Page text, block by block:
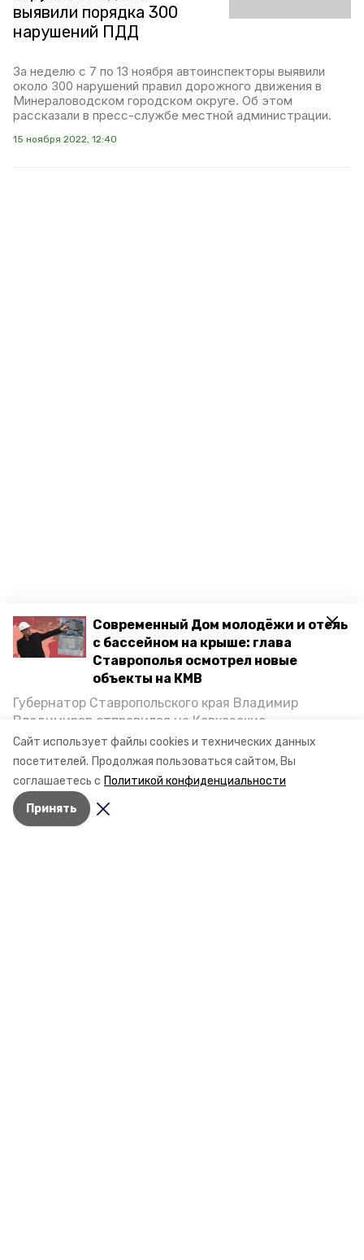
Сайт использует файлы cookies и технических данных
посетителей. Продолжая пользоваться сайтом, Вы
соглашаетесь с Политикой конфиденциальности
Принять
Современный Дом молодёжи и отель
с бассейном на крыше: глава
Ставрополья осмотрел новые
объекты на КМВ
Губернатор Ставропольского края Владимир
Владимиров отправился на Кавказские
Минеральные Воды, чтобы проинспектировать
строительство объектов в Кисловодске и
Минводах, а также выслушать предложения о
постройке новых точек притяжения для местных
жителей. Подробнее — в материале «Победы26».
выявили порядка 300
нарушений ПДД
За неделю с 7 по 13 ноября автоинспекторы выявили
около 300 нарушений правил дорожного движения в
Минераловодском городском округе. Об этом
рассказали в пресс-службе местной администрации.
15 ноября 2022, 12:40